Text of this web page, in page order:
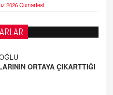
2026 Cumartesi
ORTAYA ÇIKARTTIĞI
ÇIKMAZDA!